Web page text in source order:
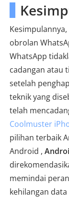
obrolan
WhatsApp
cadangan atau
setelah
teknik yang
telah
Coolmuster
pilihan terbaik
Android ,
memindai
kehilangan